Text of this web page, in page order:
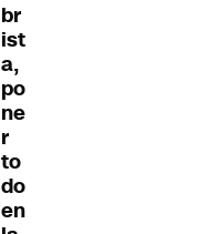
br
ist
a,
po
ne
r
to
do
en